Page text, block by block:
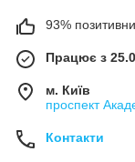
93%
Працює з
м. Київ
проспект
Контакти